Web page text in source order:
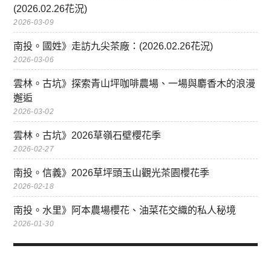
(2026.02.26花況)
2026-03-09
南投。國姓》走訪九尖茶廠：(2026.02.26花況)
2026-03-06
雲林。古坑》探索青山坪咖啡農場、一場與麝香木的浪漫
邂逅
2026-03-02
雲林。古坑》2026草嶺石壁櫻花季
2026-02-27
南投。信義》2026草坪頭玉山觀光茶園櫻花季
2026-02-18
南投。水里》阿本農場櫻花、油菜花交織的私人秘境
2026-01-30